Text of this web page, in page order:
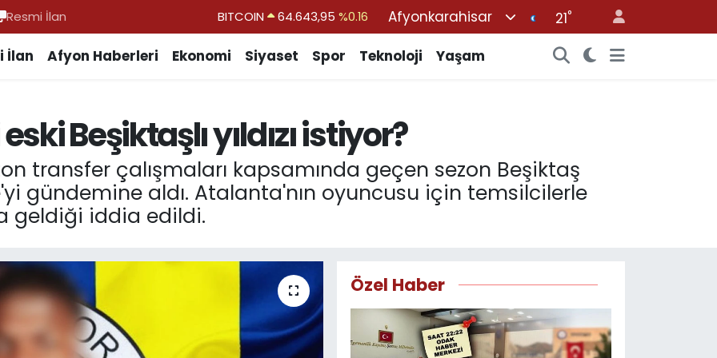
Resmi İlan DOLAR 47,6704 %0
EURO
55,0406
%-0.08
BİST100
13.799 %70
Afyonkarahisar 21°
İlan Afyon Haberleri Ekonomi Siyaset Spor Teknoloji Yaşam
Beşiktaşlı yıldızı istiyor?
transfer çalışmaları kapsamında geçen sezon Beşiktaş
gündemine aldı. Atalanta'nın oyuncusu için temsilcilerle
geldiği iddia edildi.
Özel Haber